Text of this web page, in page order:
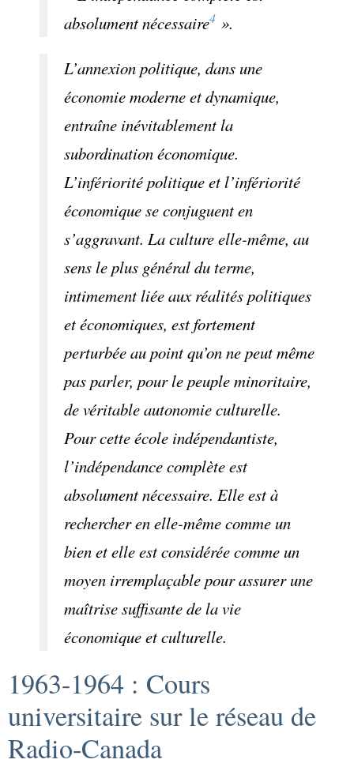
absolument nécessaire4 ».
L’annexion politique, dans une
économie moderne et dynamique,
entraîne inévitablement la
subordination économique.
L’infériorité politique et l’infériorité
économique se conjuguent en
s’aggravant. La culture elle-même, au
sens le plus général du terme,
intimement liée aux réalités politiques
et économiques, est fortement
perturbée au point qu’on ne peut même
pas parler, pour le peuple minoritaire,
de véritable autonomie culturelle.
Pour cette école indépendantiste,
l’indépendance complète est
absolument nécessaire. Elle est à
rechercher en elle-même comme un
bien et elle est considérée comme un
moyen irremplaçable pour assurer une
maîtrise suffisante de la vie
économique et culturelle.
1963-1964 : Cours
universitaire sur le réseau de
Radio-Canada